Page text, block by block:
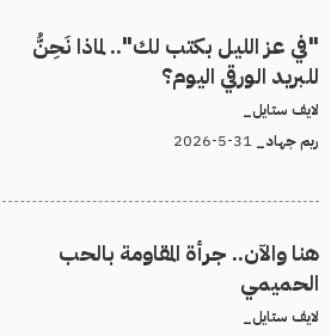
"في عز الليل بكتب لك".. لماذا نَحِنُّ
للبريد الورقي اليوم؟
لايف ستايل_
ريم جهاد_
هنا والآن.. جرأة المقاومة بالحب
الحميمي
لايف ستايل_